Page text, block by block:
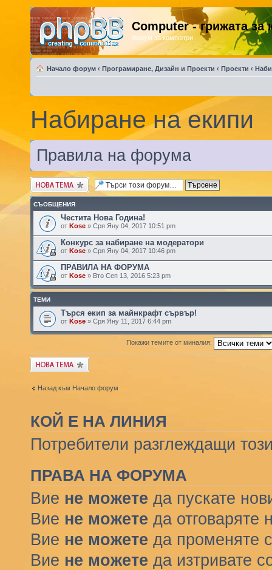
Computer - грижата
Форум за компютри
Начало форум ‹ Програмиране, Дизайн и Проекти ‹ Проекти ‹
Набиране на екипи
Правила на форума
Публикувай нова
тема
СЪОБЩЕНИЯ
Честита Нова Година!
от Kose» Сря Яну 04, 2017 10:51 pm
Конкурс за набиране на модератори
от Kose» Сря Яну 04, 2017 10:46 pm
ПРАВИЛА НА ФОРУМА
от Kose» Вто Сеп 13, 2016 5:23 pm
ТЕМИ
Търся екип за майнкрафт сървър!
от Kose» Сря Яну 11, 2017 6:44 pm
Покажи темите от миналия:
Публикувай нова
тема
Назад към Начало форум
КОЙ Е НА ЛИНИЯ
Потребители разглеждащи
ПРАВА НА ФОРУМА
Вие не можете да пускате
Вие не можете да отговаряте
Вие не можете да променяте
Вие не можете да изтривате